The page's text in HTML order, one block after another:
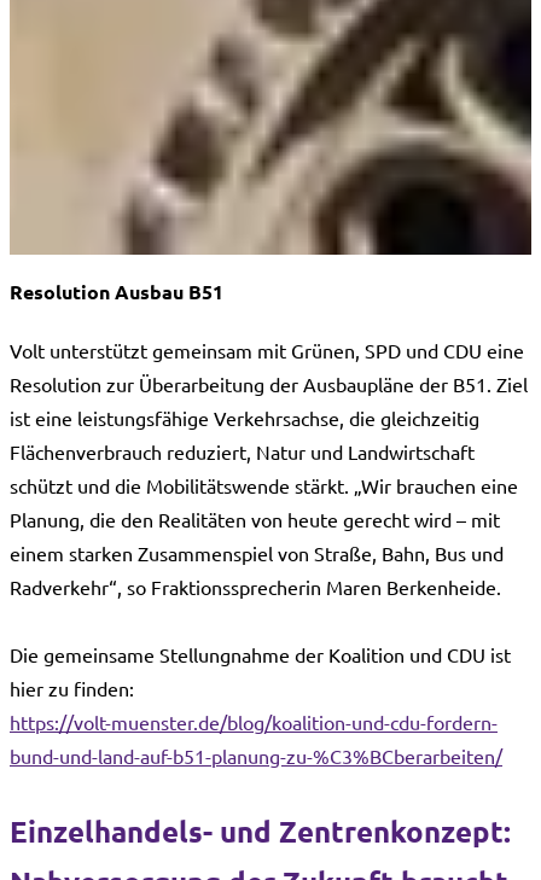
Resolution Ausbau B51
Volt unterstützt gemeinsam mit Grünen, SPD und CDU eine
Resolution zur Überarbeitung der Ausbaupläne der B51. Ziel
ist eine leistungsfähige Verkehrsachse, die gleichzeitig
Flächenverbrauch reduziert, Natur und Landwirtschaft
schützt und die Mobilitätswende stärkt. „Wir brauchen eine
Planung, die den Realitäten von heute gerecht wird – mit
einem starken Zusammenspiel von Straße, Bahn, Bus und
Radverkehr“, so Fraktionssprecherin Maren Berkenheide.
Die gemeinsame Stellungnahme der Koalition und CDU ist
hier zu finden:
https://volt-muenster.de/blog/koalition-und-cdu-fordern-
bund-und-land-auf-b51-planung-zu-%C3%BCberarbeiten/
Einzelhandels- und Zentrenkonzept: